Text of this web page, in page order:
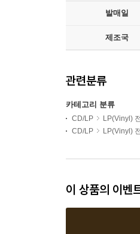
발매일
제조국
관련분류
카테고리 분류
CD/LP LP(Vinyl)
CD/LP
LP(Vinyl)
이 상품의 이벤